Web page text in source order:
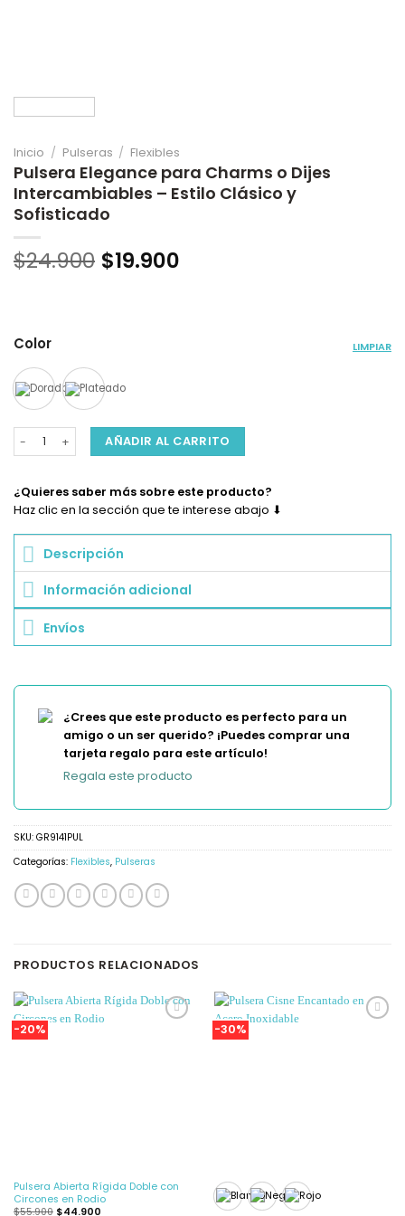
Inicio / Pulseras / Flexibles
Pulsera Elegance para Charms o Dijes
Intercambiables – Estilo Clásico y
Sofisticado
$24.900 $19.900
Color LIMPIAR
Pulsera Elegance para Charms o Dijes Intercambiables – Estilo
AÑADIR AL CARRITO
¿Quieres saber más sobre este producto?
Haz clic en la sección que te interese abajo ⬇
Descripción
Información adicional
Envíos
¿Crees que este producto es perfecto para un
amigo o un ser querido? ¡Puedes comprar una
tarjeta regalo para este artículo!
Regala este producto
SKU: GR9141PUL
Categorías: Flexibles, Pulseras
PRODUCTOS RELACIONADOS
-20%
Pulsera Abierta Rígida Doble con
Circones en Rodio
$55.900 $44.900
-30%